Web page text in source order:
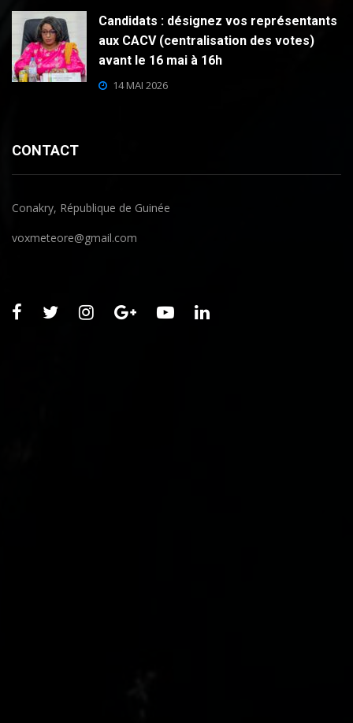
Candidats : désignez vos représentants
aux CACV (centralisation des votes)
avant le 16 mai à 16h
14 MAI 2026
CONTACT
Conakry, République de Guinée
voxmeteore@gmail.com